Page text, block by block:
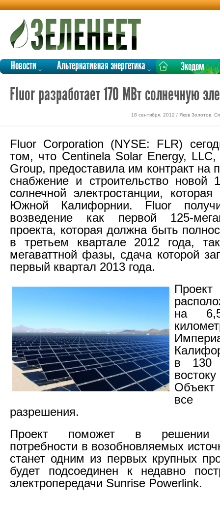
Новости Альтернативная энергетика Экодом
Fluor разработает 170 МВт солнечную
18 сентября, 2012 / Яков Золотов,
Fluor Corporation (NYSE: FLR)
том, что Centinela Solar Energy,
Group, предоставила им контракт на
снабжение и строительство новой
солнечной электростанции,
Южной Калифорнии. Fluor
возведение как первой 125-
проекта, которая должна быть
в третьем квартале 2012 года,
мегаваттной фазы, сдача которой
первый квартал 2013 года.
на 6,5
в 130
все
разрешения.
Проект поможет в решении
потребности в возобновляемых
станет одним из первых крупных
будет подсоединен к недавно
электропередачи Sunrise Powerlink.